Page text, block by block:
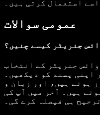
عمومی سوالات
جنریٹر کیسے چنیں؟
جنریٹر کے انتخاب
اپنی پسند کو دیکھیں۔
ہوتے ہیں، اور زبان و
ہیں۔ آخر میں آپ کی